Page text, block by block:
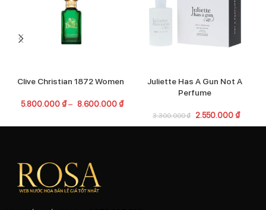
Clive Christian 1872 Women
5.800.000 ₫– 8.600.000 ₫
Juliette Has A Gun Not A
Perfume
3.300.000₫ 2.550.000 ₫